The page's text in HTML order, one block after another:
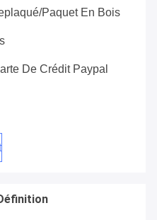
paquet En Bois
De Crédit Paypal